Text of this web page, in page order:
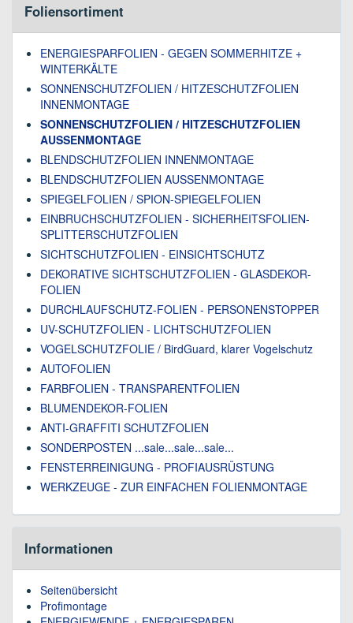
Foliensortiment
ENERGIESPARFOLIEN - GEGEN SOMMERHITZE +
WINTERKÄLTE
SONNENSCHUTZFOLIEN / HITZESCHUTZFOLIEN
INNENMONTAGE
SONNENSCHUTZFOLIEN / HITZESCHUTZFOLIEN
AUSSENMONTAGE
BLENDSCHUTZFOLIEN INNENMONTAGE
BLENDSCHUTZFOLIEN AUSSENMONTAGE
SPIEGELFOLIEN / SPION-SPIEGELFOLIEN
EINBRUCHSCHUTZFOLIEN - SICHERHEITSFOLIEN-
SPLITTERSCHUTZFOLIEN
SICHTSCHUTZFOLIEN - EINSICHTSCHUTZ
DEKORATIVE SICHTSCHUTZFOLIEN - GLASDEKOR-
FOLIEN
DURCHLAUFSCHUTZ-FOLIEN - PERSONENSTOPPER
UV-SCHUTZFOLIEN - LICHTSCHUTZFOLIEN
VOGELSCHUTZFOLIE / BirdGuard, klarer Vogelschutz
AUTOFOLIEN
FARBFOLIEN - TRANSPARENTFOLIEN
BLUMENDEKOR-FOLIEN
ANTI-GRAFFITI SCHUTZFOLIEN
SONDERPOSTEN ...sale...sale...sale...
FENSTERREINIGUNG - PROFIAUSRÜSTUNG
WERKZEUGE - ZUR EINFACHEN FOLIENMONTAGE
Informationen
Seitenübersicht
Profimontage